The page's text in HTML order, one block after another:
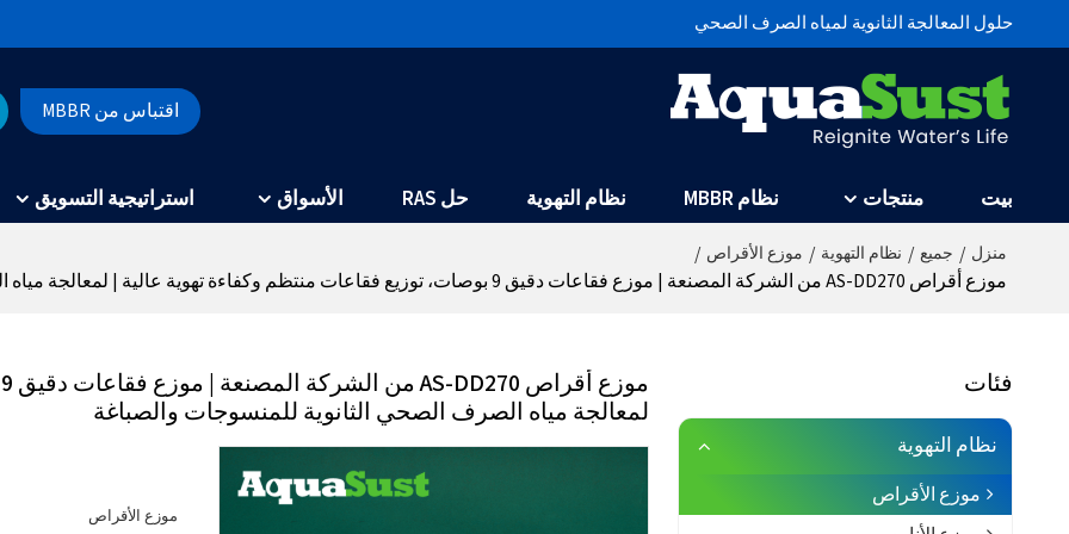
حلول المعالجة الثانوية لمياه الصرف الصحي
اقتباس من MBBR
بيت منتجات نظام MBBR نظام التهوية حل RAS الأسواق استراتيجية التسويق
منزل / جميع / نظام التهوية / موزع الأقراص /
موزع أقراص AS-DD270 من الشركة المصنعة | موزع فقاعات دقيق 9 بوصات، توزيع فقاعات منتظم وكفاءة تهوية عالية | لمعالجة مياه الصرف الصحي الثانوية للمنسوجات والصباغة
لمعالجة مياه الصرف الصحي الثانوية للمنسوجات والصباغة
موزع الأقراص
فئات
نظام التهوية
موزع الأقراص